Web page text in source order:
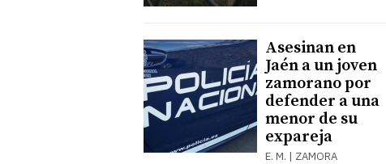
Asesinan en
Jaén a un joven
zamorano por
defender a una
menor de su
expareja
E. M. | ZAMORA